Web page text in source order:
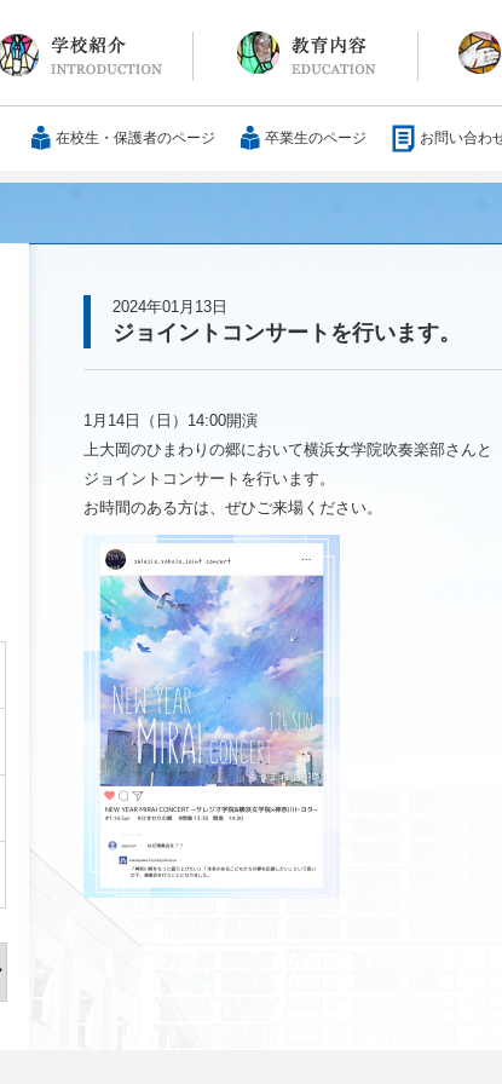
校長メッセージ
教育方針・沿革
施設紹介
交通アクセス 25歳の男づくり
カリキュラム
教科
国際交流
大学合格実績 行事・
部活動
ボラン
サレジ
サレジ
在校生・保護者のページ 卒業生のページ お問い合わ
2024年01月13日
ジョイントコンサートを行います。
1月14日（日）14:00開演
上大岡のひまわりの郷において横浜女学院吹奏楽部さんと
ジョイントコンサートを行います。
お時間のある方は、ぜひご来場ください。